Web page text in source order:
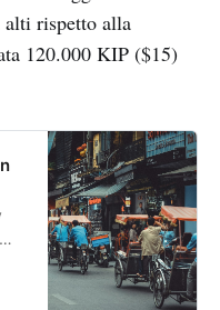
rispetto alla
120.000 KIP ($15)